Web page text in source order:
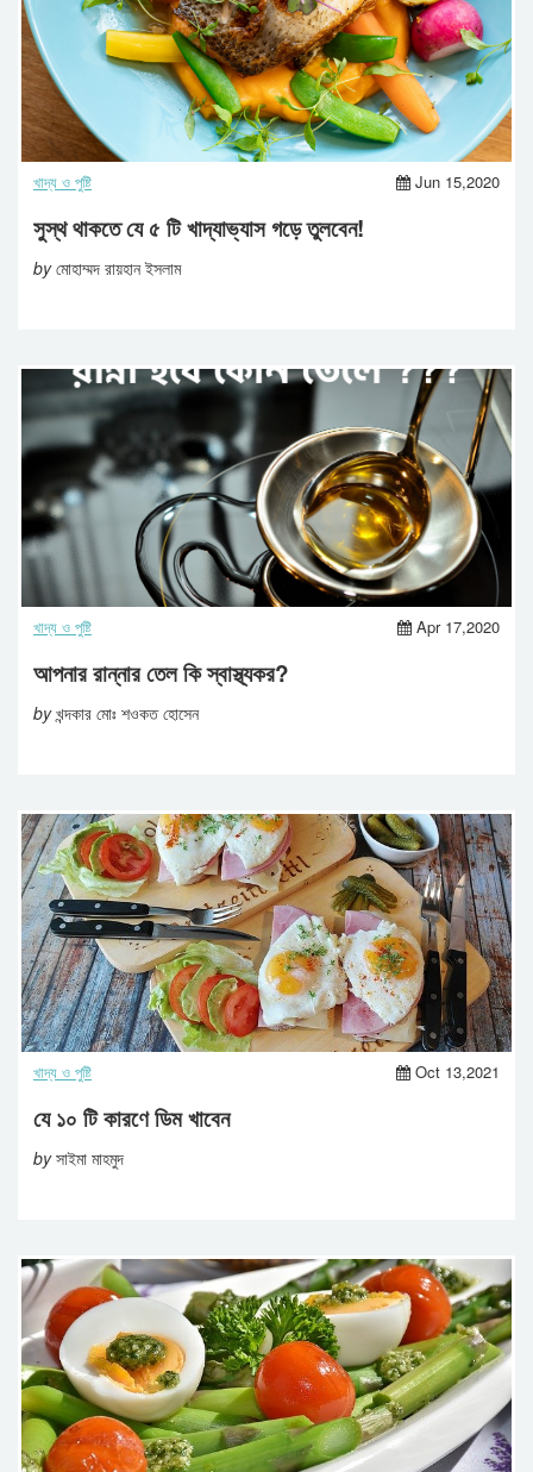
খাদ্য ও পুষ্টি Jun 15,2020
সুস্থ থাকতে যে ৫ টি খাদ্যাভ্যাস গড়ে তুলবেন!
byমোহাম্মদ রায়হান ইসলাম
খাদ্য ও পুষ্টি Apr 17,2020
আপনার রান্নার তেল কি স্বাস্থ্যকর?
byখন্দকার মোঃ শওকত হোসেন
খাদ্য ও পুষ্টি Oct 13,2021
যে ১০ টি কারণে ডিম খাবেন
byসাইমা মাহমুদ